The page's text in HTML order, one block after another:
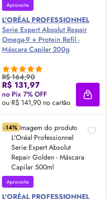
à sacola
Aproveite
L'ORÉAL PROFESSIONNEL
Serie Expert Absolut Repair
Omega-9 + Protein Refil -
Máscara Capilar 200g
R$ 164,90
R$ 131,97
no Pix 7% OFF
ou R$ 141,90 no cartão
-14%
Aproveite
L'ORÉAL PROFESSIONNEL